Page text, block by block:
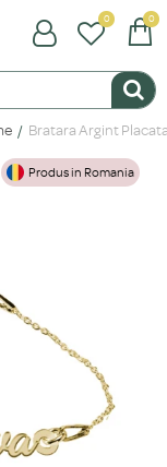
0 0
Bratara Argint
Produs in Romania